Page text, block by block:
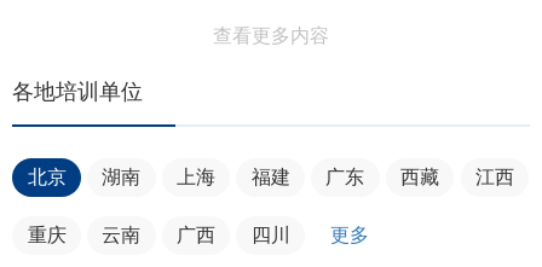
查看更多内容
各地培训单位
北京 湖南 上海 福建 广东 西藏 江西
重庆 云南 广西 四川 更多